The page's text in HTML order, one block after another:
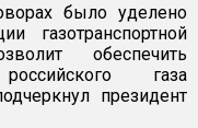
было уделено
газотранспортной
обеспечить
газа
президент